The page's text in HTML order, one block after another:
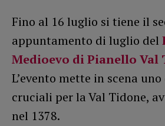
Fino al 16 luglio si tiene il
appuntamento di luglio del
Medioevo di Pianello Val
L’evento mette in scena
cruciali per la Val Tidone,
nel 1378.